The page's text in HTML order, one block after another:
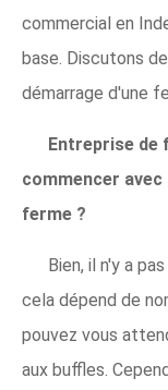
commercial en
base. Discutons
démarrage d'une
Entreprise de
commencer avec
ferme ?
Bien, il n'y a
cela dépend de
pouvez vous
aux buffles.